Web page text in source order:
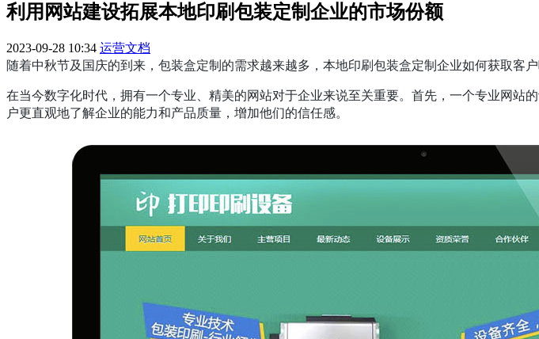
利用网站建设拓展本地印刷包装定制企业的市场份额
2023-09-28 10:34 运营文档
随着中秋节及国庆的到来，包装盒定制的需求越来越多，本地印刷包装盒定制企业如何获取客
在当今数字化时代，拥有一个专业、精美的网站对于企业来说至关重要。首先，一个专业网
户更直观地了解企业的能力和产品质量，增加他们的信任感。